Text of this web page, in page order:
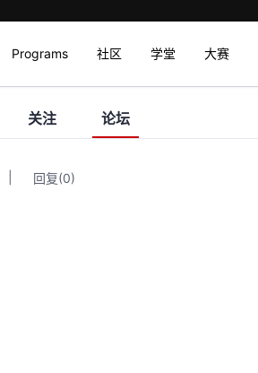
Programs 社区 学堂 大赛
关注 论坛
回复(0)